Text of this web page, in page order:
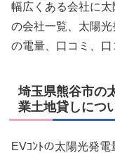
幅広くある会社に
の会社一覧、太陽
の電量、口コミ、口
埼玉県熊谷市の
業土地貸しにつ
EVｺﾝﾄの太陽光発